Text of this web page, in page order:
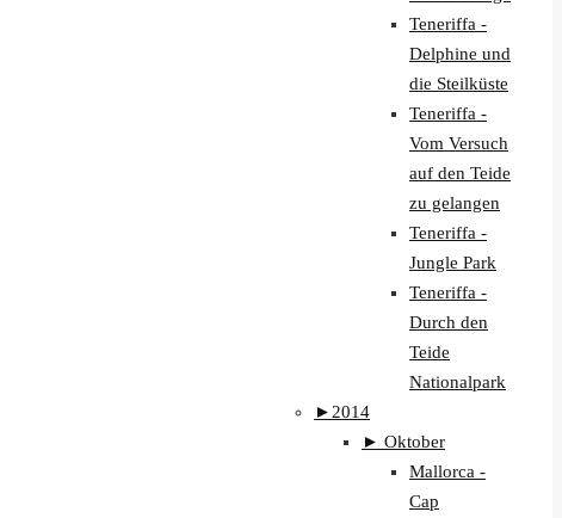
Teneriffa -
Delphine und
die Steilküste
Teneriffa -
Vom Versuch
auf den Teide
zu gelangen
Teneriffa -
Jungle Park
Teneriffa -
Durch den
Teide
Nationalpark
► 2014
► Oktober
Mallorca -
Cap